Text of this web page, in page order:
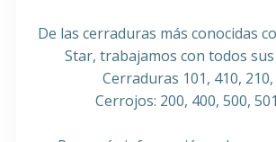
De las cerraduras más conocidas
Star, trabajamos con todos
Cerraduras 101, 410, 210,
Cerrojos: 200, 400, 500,